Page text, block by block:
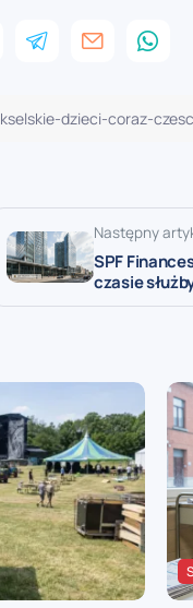
Następny
SPF
czasie